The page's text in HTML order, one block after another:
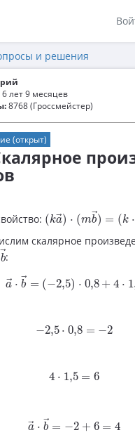
и решения
6 лет 9 месяцев
8768 (Гроссмейстер)
(открыт)
(k→
a) ⋅ (m→
b) = (k ⋅
(ka→ ⋅( mb =(
скалярное
→
b
b→
:
→
a ⋅ →
b = (−2,5) ⋅ 0,8 + 4 ⋅ 1
a →⋅ → 2
−2,5 ⋅ 0,8 = −2
−2,5 ⋅0 ,8 =−
4 ⋅ 1,5 = 6
4 1 ,5 6
→
a ⋅ →
b = −2 + 6 = 4
a →⋅ =− +6